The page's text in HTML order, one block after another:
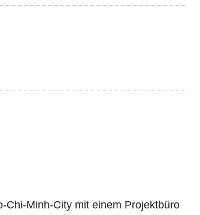
Chi-Minh-City mit einem Projektbüro